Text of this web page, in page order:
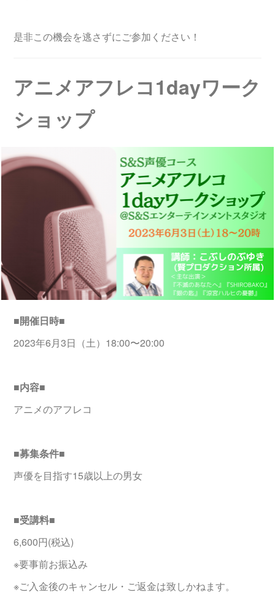
是非この機会を逃さずにご参加ください！
アニメアフレコ1dayワーク
ショップ
■開催日時■
2023年6月3日（土）18:00〜20:00
■内容■
アニメのアフレコ
■募集条件■
声優を目指す15歳以上の男女
■受講料■
6,600円(税込)
※要事前お振込み
※ご入金後のキャンセル・ご返金は致しかねます。